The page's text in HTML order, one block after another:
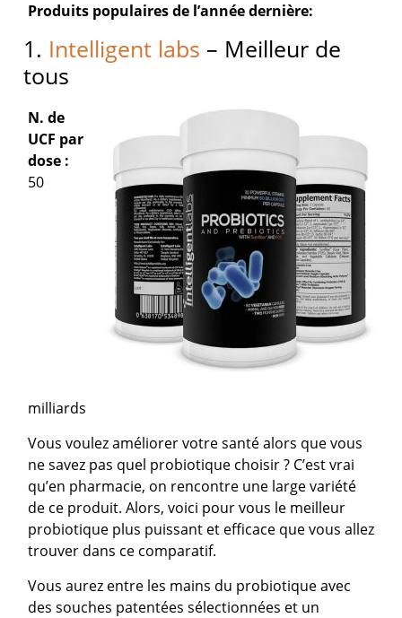
Produits populaires de l’année dernière:
1. Intelligent labs – Meilleur de
tous
N. de
UCF par
dose :
50
milliards
Vous voulez améliorer votre santé alors que vous
ne savez pas quel probiotique choisir ? C’est vrai
qu’en pharmacie, on rencontre une large variété
de ce produit. Alors, voici pour vous le meilleur
probiotique plus puissant et efficace que vous allez
trouver dans ce comparatif.
Vous aurez entre les mains du probiotique avec
des souches patentées sélectionnées et un